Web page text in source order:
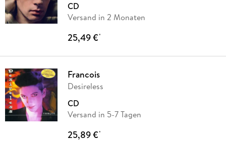
CD
Versand in 2 Monaten
25,49 €*
Francois
Desireless
CD
Versand in 5-7 Tagen
25,89 €*